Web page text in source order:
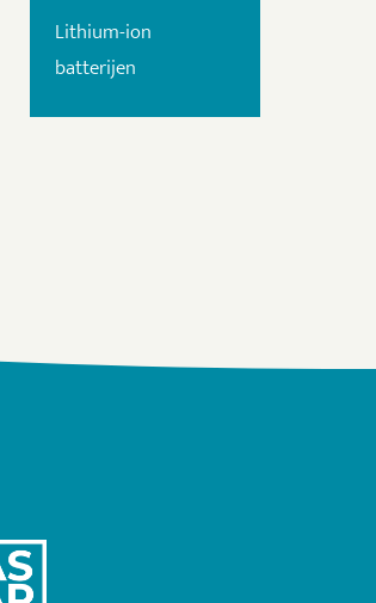
Lithium-ion
batterijen